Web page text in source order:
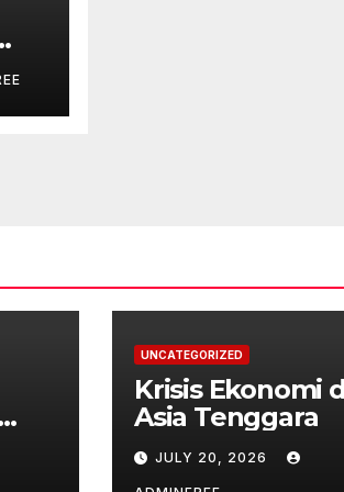
UNCATEGORIZED
Krisis Ekonomi
Asia Tenggara
JULY 20, 2026